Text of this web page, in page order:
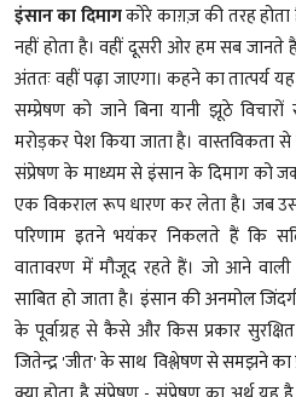
इंसान का दिमागकोरे काग़ज़ की तरह
नहीं होता है। वहीं दूसरी ओर हम सब
अंततः वहीं पढ़ा जाएगा। कहने का तात्पर्य
सम्प्रेषण को जाने बिना यानी झूठे
मरोड़कर पेश किया जाता है। वास्तविकता
संप्रेषण के माध्यम से इंसान के दिमाग को
एक विकराल रूप धारण कर लेता है। जब
परिणाम इतने भयंकर निकलते हैं कि
वातावरण में मौजूद रहते हैं। जो आने
साबित हो जाता है। इंसान की अनमोल
के पूर्वाग्रह से कैसे और किस प्रकार
जितेन्द्र 'जीत' के साथ विश्लेषण से समझने का